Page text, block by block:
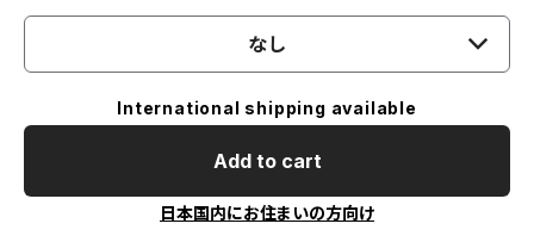
なし
International shipping available
Add to cart
日本国内にお住まいの方向け